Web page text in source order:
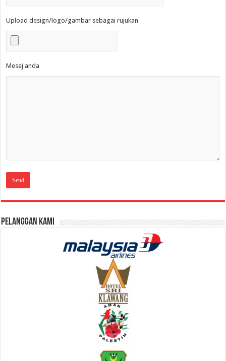
Upload design/logo/gambar sebagai rujukan
Mesej anda
Pelanggan Kami